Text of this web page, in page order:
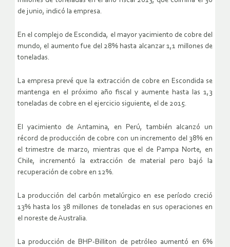
de junio, indicó la empresa.
En el complejo de Escondida, el mayor yacimiento de cobre del
mundo, el aumento fue del 28% hasta alcanzar 1,1 millones de
toneladas.
La empresa prevé que la extracción de cobre en Escondida se
mantenga en el próximo año fiscal y aumente hasta las 1,3
toneladas de cobre en el ejercicio siguiente, el de 2015.
El yacimiento de Antamina, en Perú, también alcanzó un
récord de producción de cobre con un incremento del 38% en
el trimestre de marzo, mientras que el de Pampa Norte, en
Chile, incrementó la extracción de material pero bajó la
recuperación de cobre en 12%.
La producción del carbón metalúrgico en ese período creció
13% hasta los 38 millones de toneladas en sus operaciones en
el noreste de Australia.
La producción de BHP-Billiton de petróleo aumentó en 6%